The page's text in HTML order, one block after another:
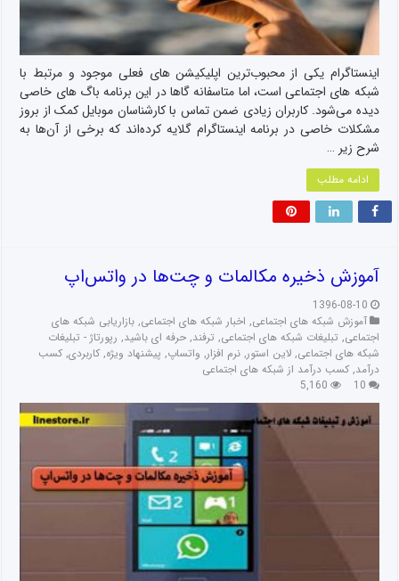
اینستاگرام یکی از محبوب‌ترین اپلیکیشن های فعلی موجود و مرتبط با
شبکه های اجتماعی است، اما متاسفانه گاها در این برنامه باگ های خاصی
دیده می‌شود. کاربران زیادی ضمن تماس با کارشناسان موبایل کمک از بروز
مشکلات خاصی در برنامه اینستاگرام گلایه کرده‌اند که برخی از آن‌ها به
شرح زیر …
ادامه مطلب
آموزش ذخیره مکالمات و چت‌ها در واتس‌اپ
1396-08-10
آموزش شبکه های اجتماعی, اخبار شبکه های اجتماعی, بازاریابی شبکه های
اجتماعی, تبلیغات شبکه های اجتماعی, ترفند, حرفه ای باشید, رپورتاژ - تبلیغات
شبکه های اجتماعی, لاین استور, نرم افزار, واتساپ, پیشنهاد ویژه, کاربردی, کسب
درآمد, کسب درآمد از شبکه های اجتماعی
10
5,160